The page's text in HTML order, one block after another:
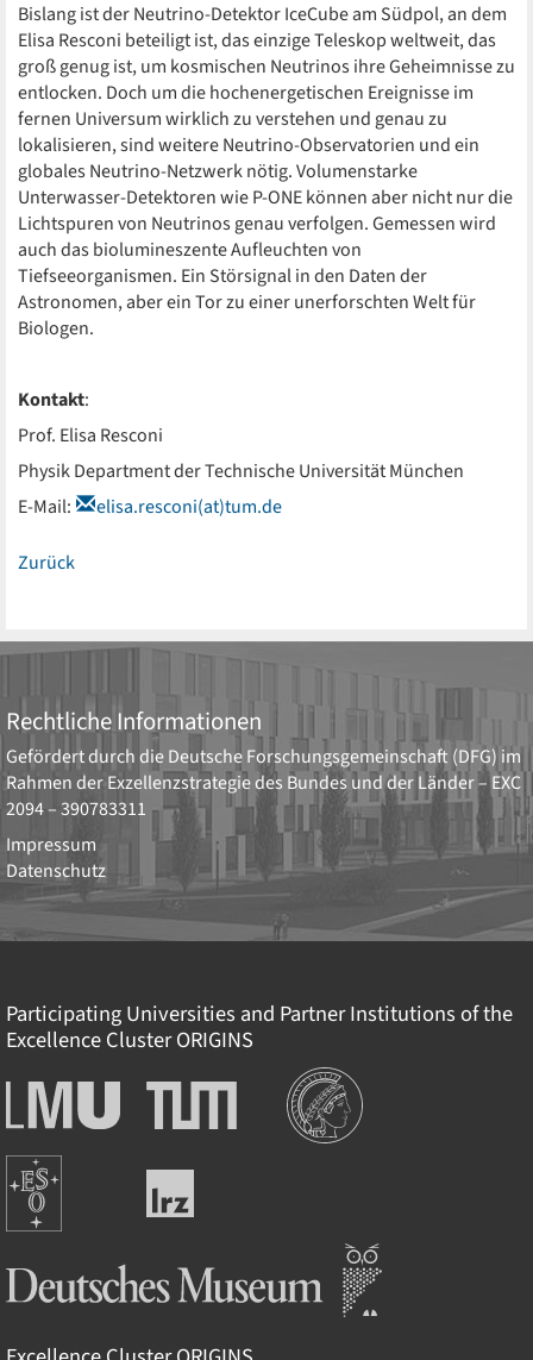
Bislang ist der Neutrino-Detektor IceCube am Südpol, an dem
Elisa Resconi beteiligt ist, das einzige Teleskop weltweit, das
groß genug ist, um kosmischen Neutrinos ihre Geheimnisse zu
entlocken. Doch um die hochenergetischen Ereignisse im
fernen Universum wirklich zu verstehen und genau zu
lokalisieren, sind weitere Neutrino-Observatorien und ein
globales Neutrino-Netzwerk nötig. Volumenstarke
Unterwasser-Detektoren wie P-ONE können aber nicht nur die
Lichtspuren von Neutrinos genau verfolgen. Gemessen wird
auch das biolumineszente Aufleuchten von
Tiefseeorganismen. Ein Störsignal in den Daten der
Astronomen, aber ein Tor zu einer unerforschten Welt für
Biologen.
Kontakt:
Prof. Elisa Resconi
Physik Department der Technische Universität München
E-Mail:
elisa.resconi(at)tum.de
Zurück
Rechtliche Informationen
Gefördert durch dieDeutsche Forschungsgemeinschaft (DFG) im
Rahmen der Exzellenzstrategie des Bundes und der Länder – EXC
2094 – 390783311
Impressum
Datenschutz
Participating Universities and Partner Institutions of the
Excellence ClusterORIGINS
Ludwig-
Maximilians-
München
Technische
Universität
Institutionen
Europäische
Südsternwarte
Leibniz-
Rechenzentrum